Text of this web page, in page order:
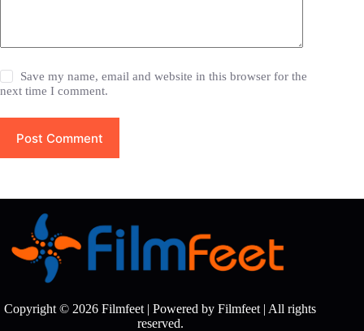
Save my name, email and website in this browser for the
next time I comment.
Post Comment
Copyright © 2026 Filmfeet | Powered by Filmfeet | All rights
reserved.